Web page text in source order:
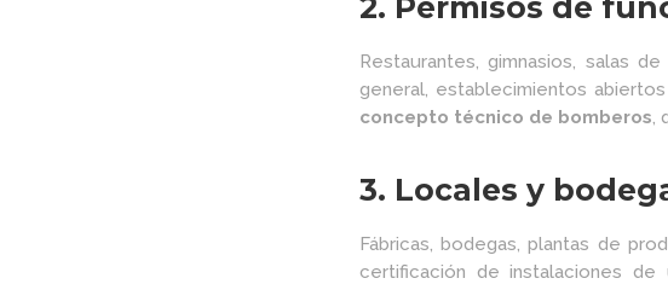
2. Permisos de
Restaurantes, gimnasios, salas
general, establecimientos
concepto técnico de bomberos,
3. Locales y
Fábricas, bodegas, plantas de
certificación de instalaciones